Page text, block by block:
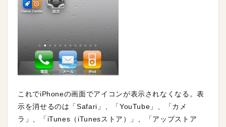
これでiPhoneの画面でアイコンが表示されなくなる。表
示を消せるのは「Safari」、「YouTube」、「カメ
ラ」、「iTunes（iTunesストア）」、「アップストア